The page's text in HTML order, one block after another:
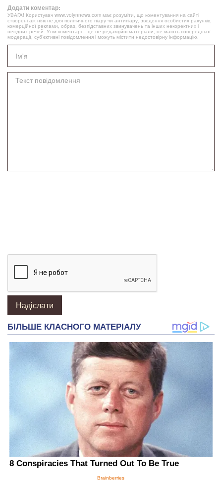
Додати коментар:
УВАГА! Користувач www.volynnews.com має розуміти, що коментування на сайті
створені аж ніяк не для політичного піару чи антипіару, зведення особистих рахунків,
комерційної реклами, образ, безпідставних звинувачень та інших некоректних і
негідних речей. Утім коментарі – це не редакційні матеріали, не мають попередньої
модерації, суб’єктивні повідомлення і можуть містити недостовірну інформацію.